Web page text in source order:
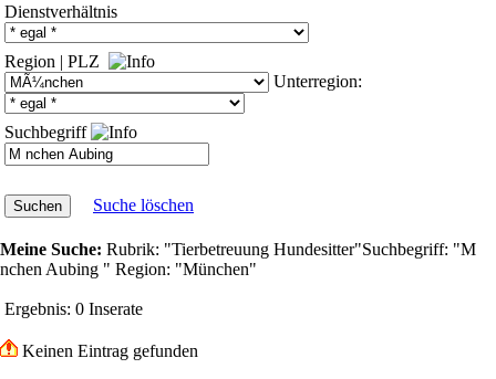
Dienstverhältnis
Region | PLZ
Unterregion:
Suchbegriff
Suche löschen
Meine Suche: Rubrik: "Tierbetreuung Hundesitter"Suchbegriff: "M
nchen Aubing " Region: "München"
Ergebnis: 0 Inserate
Keinen Eintrag gefunden